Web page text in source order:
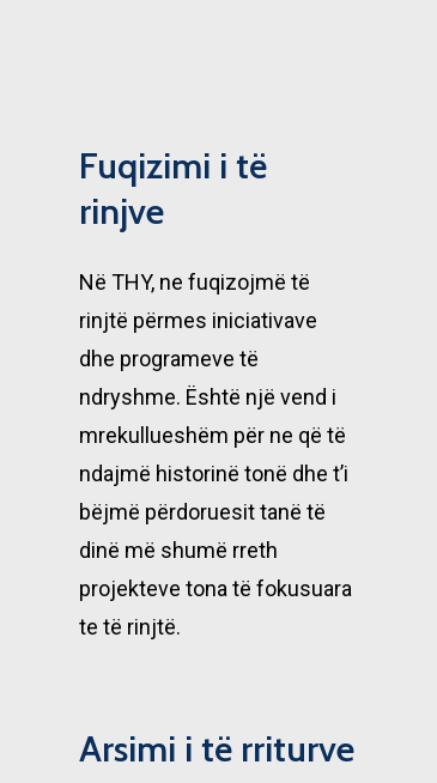
Fuqizimi i të
rinjve
Në THY, ne fuqizojmë të
rinjtë përmes iniciativave
dhe programeve të
ndryshme. Është një vend i
mrekullueshëm për ne që të
ndajmë historinë tonë dhe t’i
bëjmë përdoruesit tanë të
dinë më shumë rreth
projekteve tona të fokusuara
te të rinjtë.
Arsimi i të rriturve